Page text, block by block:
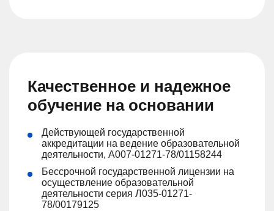
Качественное и надежное
обучение на основании
Действующей государственной
аккредитации на ведение образовательной
деятельности, А007-01271-78/01158244
Бессрочной государственной лицензии на
осуществление образовательной
деятельности серия Л035-01271-
78/00179125